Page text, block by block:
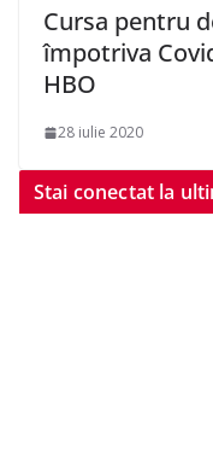
Cursa pentru
împotriva
HBO
28 iulie 2020
Stai conectat la